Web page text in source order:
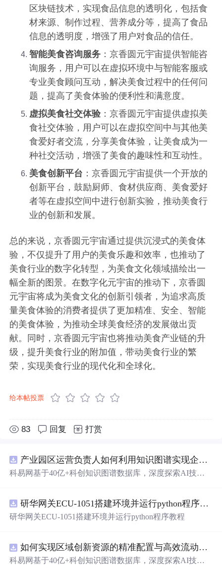
区块链技术，实现食品信息的透明化，包括食
材来源、制作过程、营养成分等，提高了食品
信息的透明度，增强了用户对食品的信任。
智能美食咨询服务 ：京香圆元宇宙提供智能咨
询服务，用户可以在虚拟环境中与智能客服或
专业美食顾问互动，解决美食过程中的任何问
题，提高了美食体验的便利性和满意度。
虚拟美食社交体验：京香圆元宇宙提供虚拟美
食社交体验，用户可以在虚拟空间中与其他美
食爱好者交流，分享美食体验，让美食成为一
种社交活动，增强了美食的趣味性和互动性。
美食创新平台 ：京香圆元宇宙提供一个开放的
创新平台，鼓励厨师、食材供应商、美食爱好
者等在虚拟空间中进行创新实验，推动美食行
业的创新和发展。
总的来说，京香圆元宇宙通过提供沉浸式的美食体
验，不仅提升了用户的美食乐趣和效率，也推动了
美食行业的数字化转型，为美食文化领域描绘出一
幅全新的图景。在数字化元宇宙的推动下，京香圆
元宇宙将成为美食文化的创新引领者，为追求高质
量美食体验的消费者提供了更加精准、安全、智能
的美食体验，为推动全球美食经济的发展做出贡
献。同时，京香圆元宇宙也将推动美食产业链的升
级，提升美食行业的附加值，带动美食行业的繁
荣，实现美食行业的现代化和全球化。
给本帖投票
83 回复 打赏
产业园区运营负责人如何利用知识图谱实现企业精准对接与协同？.docx
科易网基于40亿+科创知识图谱数据库，深度探索AI技术
新领域的AI+数智化解决方案，推动科技创新与产业创新
智能化发展。
研华网关ECU-1051搭建环境并运行python程序教程
研华网关ECU-1051搭建环境并运行python程序教程
如何实现区域创新资源的精准配置与高效流动？.docx
科易网基于40亿+科创知识图谱数据库，深度探索AI技术